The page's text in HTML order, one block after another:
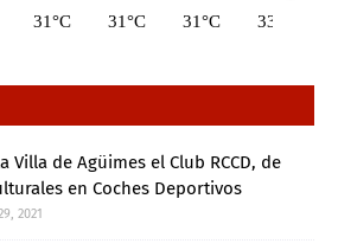
31°C 31°C 31°C 33°C
Villa de Agüimes el Club RCCD, de
en Coches Deportivos
2021